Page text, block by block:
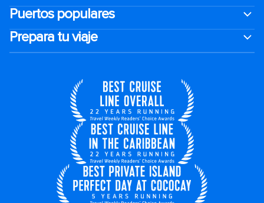
Puertos populares
Prepara tu viaje